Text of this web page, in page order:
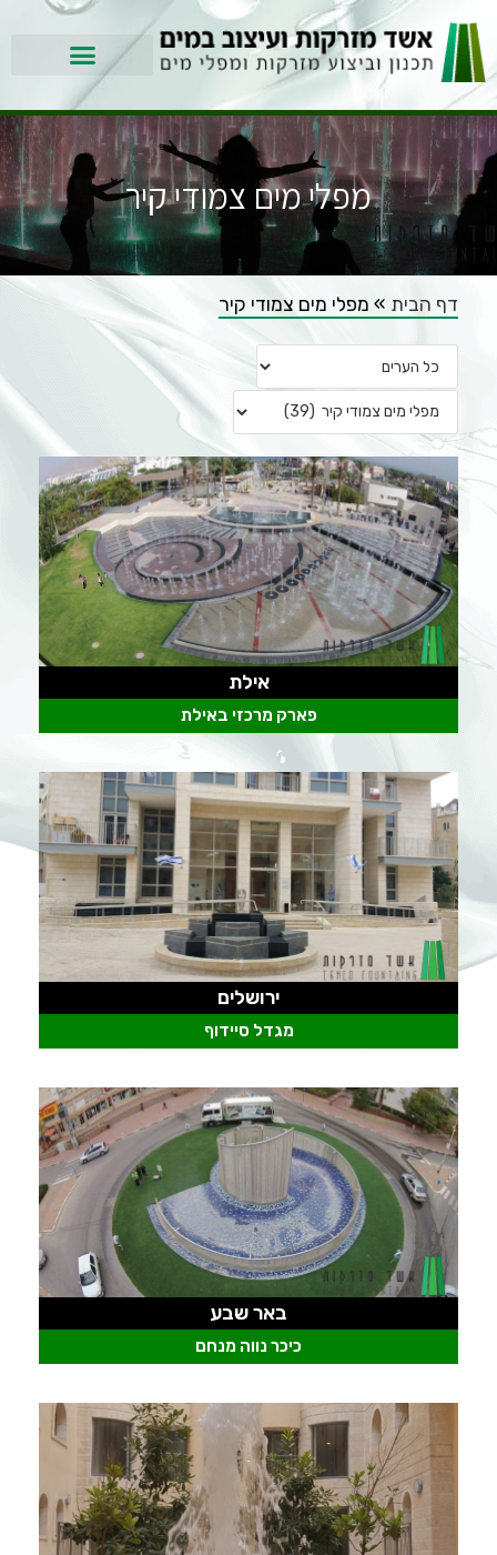
מפלי מים צמודי קיר
דף הבית » מפלי מים צמודי קיר
פארק מרכזי באילת
אילת
מגדל סיידוף
ירושלים
כיכר נווה מנחם
באר שבע